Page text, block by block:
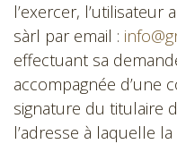
l’exercer, l’utilisateur
sàrl par email :
effectuant sa
accompagnée d’une
signature du titulaire
l’adresse à laquelle